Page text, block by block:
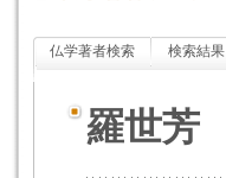
仏学著者検索 検索結果
羅世芳